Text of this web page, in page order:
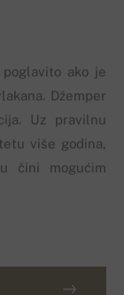
ako je
Džemper
Uz pravilnu
više godina,
čini mogućim